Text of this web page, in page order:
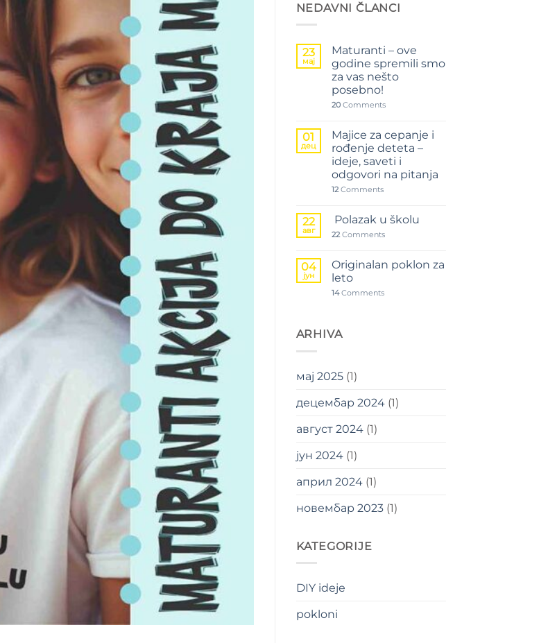
NEDAVNI ČLANCI
23
мај
Maturanti – ove
godine spremili smo
za vas nešto
posebno!
20Comments
01
дец
Majice za cepanje i
rođenje deteta –
ideje, saveti i
odgovori na pitanja
12Comments
22
авг
Polazak u školu
22Comments
04
јун
Originalan poklon za
leto
14Comments
ARHIVA
мај 2025(1)
децембар 2024(1)
август 2024(1)
јун 2024(1)
април 2024(1)
новембар 2023(1)
KATEGORIJE
DIY ideje
pokloni